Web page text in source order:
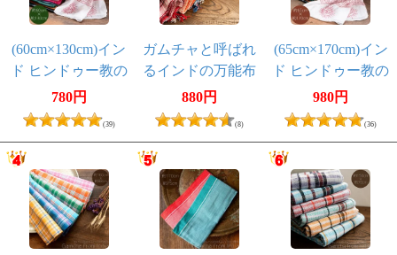
(60cm×130cm)イン
ド ヒンドゥー教の
薄ラムナミスカー
フ
780円
(39)
ガムチャと呼ばれ
るインドの万能布
【約160cm×約
73cm】
880円
(8)
(65cm×170cm)イン
ド ヒンドゥー教の
薄ラムナミスカー
フ
980円
(36)